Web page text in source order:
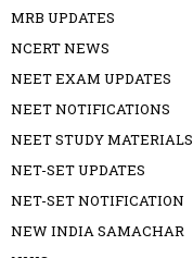
MRB UPDATES
NCERT NEWS
NEET EXAM UPDATES
NEET NOTIFICATIONS
NEET STUDY MATERIALS
NET-SET UPDATES
NET-SET NOTIFICATION
NEW INDIA SAMACHAR